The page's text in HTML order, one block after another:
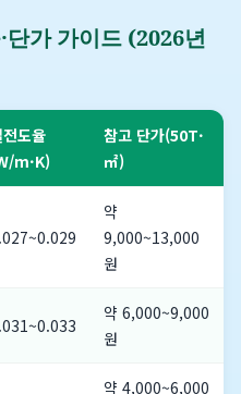
단가 가이드 (2026년
전도율
m·K)
참고 단가(50T·
㎡)
약
9,000~13,000
원
약 6,000~9,000
원
약 4,000~6,000